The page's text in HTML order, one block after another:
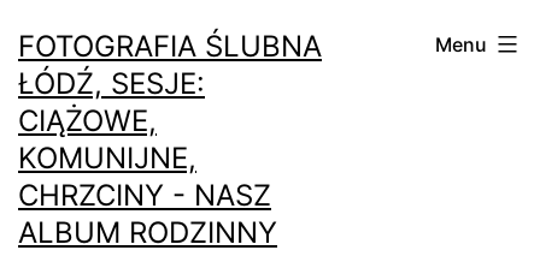
do
treści
FOTOGRAFIA ŚLUBNA
ŁÓDŹ, SESJE:
CIĄŻOWE,
KOMUNIJNE,
CHRZCINY - NASZ
ALBUM RODZINNY
Menu